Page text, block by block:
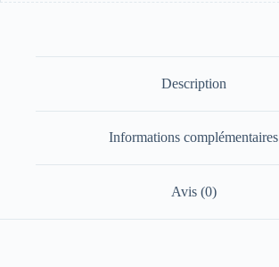
Description
Informations complémentaires
Avis (0)